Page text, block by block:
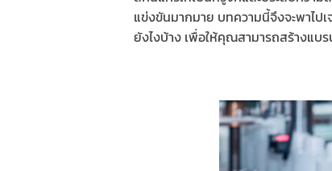
แข่งขันมากมาย บทความนี้จึงจะพาไป
ยังไงบ้าง เพื่อให้คุณสามารถสร้างแบ